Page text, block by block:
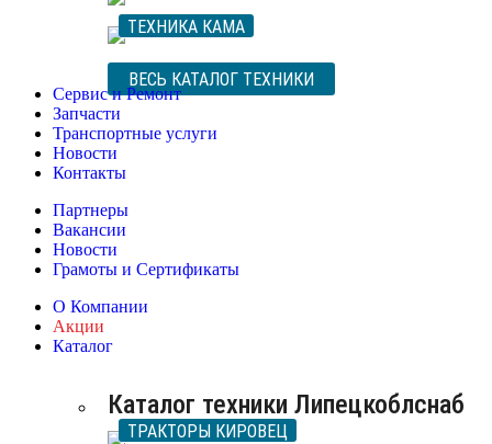
ТЕХНИКА КАМА
ВЕСЬ КАТАЛОГ ТЕХНИКИ
Сервис и Ремонт
Запчасти
Транспортные услуги
Новости
Контакты
Партнеры
Вакансии
Новости
Грамоты и Сертификаты
О Компании
Акции
Каталог
Каталог техники Липецкоблснаб
ТРАКТОРЫ КИРОВЕЦ